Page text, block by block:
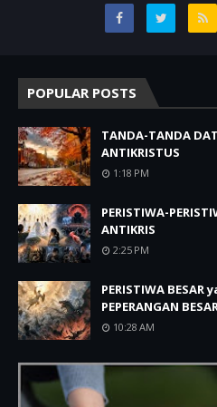
POPULAR POSTS
TANDA-TANDA
ANTIKRISTUS
1:18 PM
PERISTIWA-
ANTIKRIS
2:25 PM
PERISTIWA BESAR
PEPERANGAN
10:28 AM